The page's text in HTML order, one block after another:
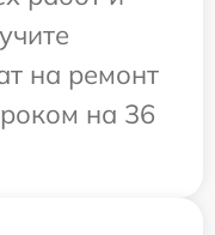
на ремонт
на 36